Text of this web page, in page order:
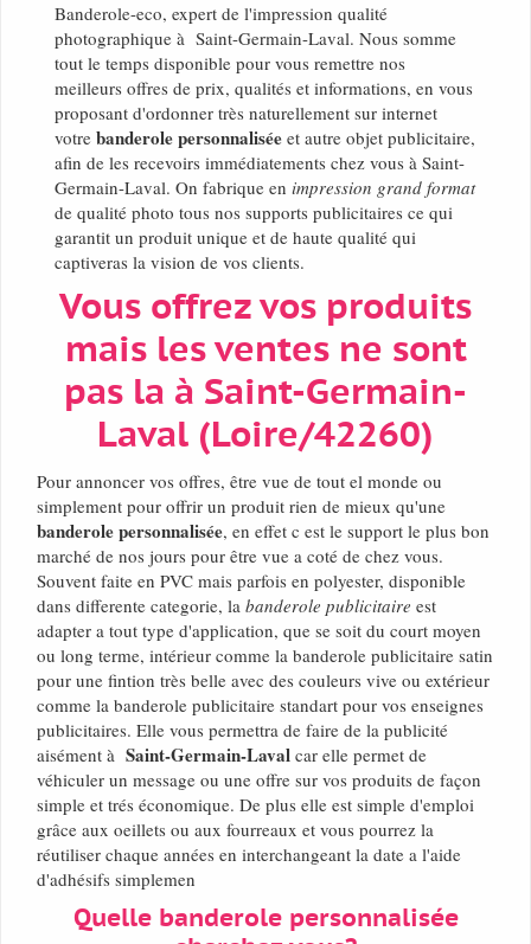
Banderole-eco, expert de l'impression qualité
photographique à Saint-Germain-Laval. Nous somme
tout le temps disponible pour vous remettre nos
meilleurs offres de prix, qualités et informations, en vous
proposant d'ordonner très naturellement sur internet
votre banderole personnalisée et autre objet publicitaire,
afin de les recevoirs immédiatements chez vous à Saint-
Germain-Laval. On fabrique en impression grand format
de qualité photo tous nos supports publicitaires ce qui
garantit un produit unique et de haute qualité qui
captiveras la vision de vos clients.
Vous offrez vos produits
mais les ventes ne sont
pas la à Saint-Germain-
Laval (Loire/42260)
Pour annoncer vos offres, être vue de tout el monde ou
simplement pour offrir un produit rien de mieux qu'une
banderole personnalisée, en effet c est le support le plus bon
marché de nos jours pour être vue a coté de chez vous.
Souvent faite en PVC mais parfois en polyester, disponible
dans differente categorie, la banderole publicitaire est
adapter a tout type d'application, que se soit du court moyen
ou long terme, intérieur comme la banderole publicitaire satin
pour une fintion très belle avec des couleurs vive ou extérieur
comme la banderole publicitaire standart pour vos enseignes
publicitaires. Elle vous permettra de faire de la publicité
aisément à Saint-Germain-Laval car elle permet de
véhiculer un message ou une offre sur vos produits de façon
simple et trés économique. De plus elle est simple d'emploi
grâce aux oeillets ou aux fourreaux et vous pourrez la
réutiliser chaque années en interchangeant la date a l'aide
d'adhésifs simplemen
Quelle banderole personnalisée